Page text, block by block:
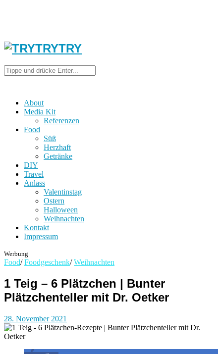
About
Media Kit
Referenzen
Food
Süß
Herzhaft
Getränke
DIY
Travel
Anlass
Valentinstag
Ostern
Halloween
Weihnachten
Kontakt
Impressum
Werbung
Food/ Foodgeschenk/ Weihnachten
1 Teig – 6 Plätzchen | Bunter
Plätzchenteller mit Dr. Oetker
28. November 2021